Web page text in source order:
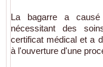
La bagarre a
nécessitant des
certificat médical et a
à l'ouverture d'une